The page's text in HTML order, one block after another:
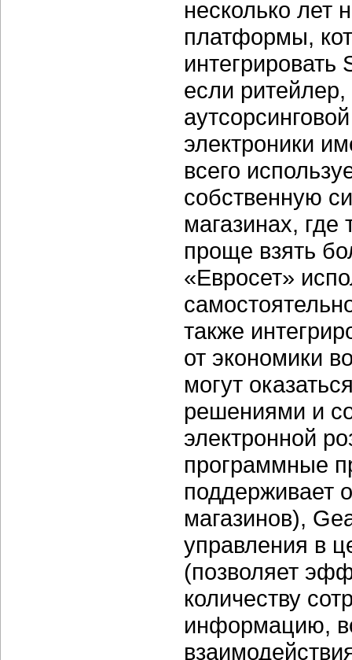
несколько лет
платформы,
если
электроники
всего
собственную
магазинах, где
проще взять
«Евросет»
также
от экономики
могут
решениями и
электронной
программные
поддерживает
магазинов),
управления в
(позволяет
количеству
информацию,